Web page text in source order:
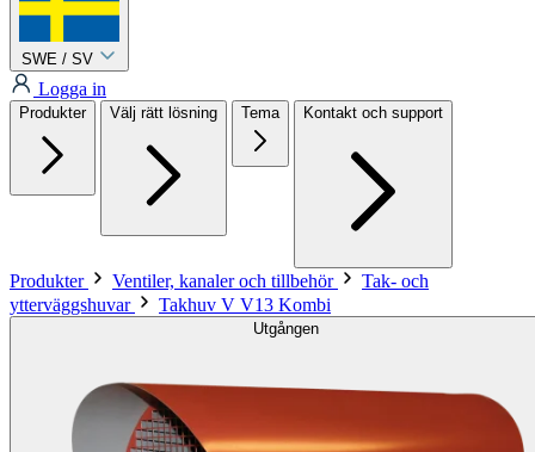
SWE / SV
Logga in
Produkter Välj rätt lösning Tema Kontakt och support
Produkter Ventiler, kanaler och tillbehör
Tak- och
ytterväggshuvar
Takhuv V V13 Kombi
Utgången